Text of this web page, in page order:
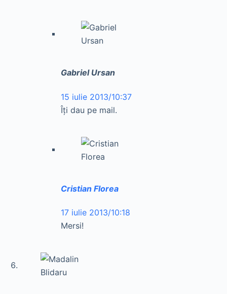
Gabriel Ursan
15 iulie 2013/10:37
Îți dau pe mail.
Cristian Florea
17 iulie 2013/10:18
Mersi!